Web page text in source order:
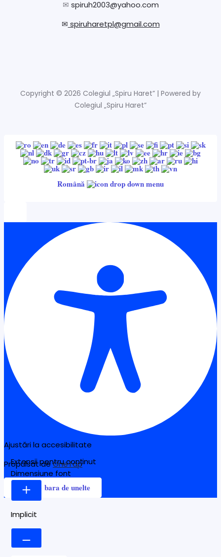
✉ spiruh2003@yahoo.com
✉ spiruharetpl@gmail.com
Copyright © 2026 Colegiul „Spiru Haret” | Powered by
Colegiul „Spiru Haret”
Română
Ajustări la accesibilitate
Propulsat deOneTap
Ascunde bara de unelte
Extensii pentru conținut
Dimensiune font
Implicit